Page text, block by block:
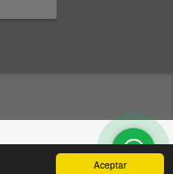
Aceptar